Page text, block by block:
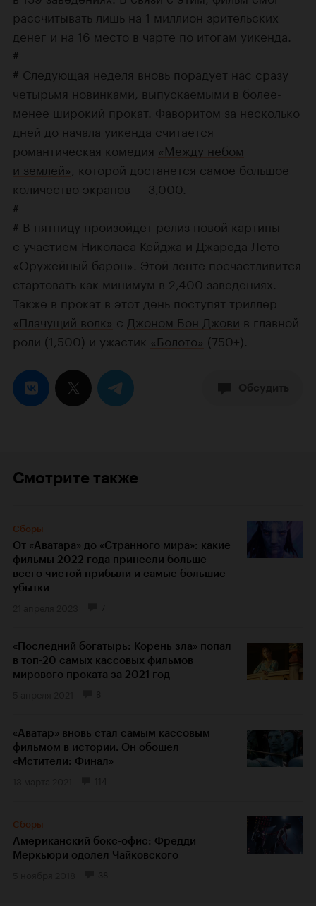
рассчитывать лишь на 1 миллион зрительских
денег и на 16 место в чарте по итогам уикенда.
#
# Следующая неделя вновь порадует нас сразу
четырьмя новинками, выпускаемыми в более-
менее широкий прокат. Фаворитом за несколько
дней до начала уикенда считается
романтическая комедия «Между небом
и землей» , которой достанется самое большое
количество экранов — 3,000.
#
# В пятницу произойдет релиз новой картины
с участием Николаса Кейджа и Джареда Лето
«Оружейный барон» . Этой ленте посчастливится
стартовать как минимум в 2,400 заведениях.
Также в прокат в этот день поступят триллер
«Плачущий волк» с Джоном Бон Джови в главной
роли (1,500) и ужастик «Болото» (750+).
Смотрите также
Сборы
От «Аватара» до «Странного мира»: какие
фильмы 2022 года принесли больше
всего чистой прибыли и самые большие
убытки
«Последний богатырь: Корень зла» попал
в топ-20 самых кассовых фильмов
мирового проката за 2021 год
«Аватар» вновь стал самым кассовым
фильмом в истории. Он обошел
«Мстители: Финал»
Сборы
Американский бокс-офис: Фредди
Меркьюри одолел Чайковского